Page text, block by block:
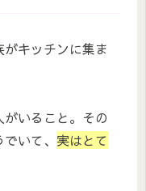
キッチンに集ま
がいること。その
いて、 実はとて